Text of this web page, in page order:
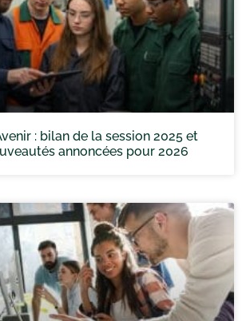
: bilan de la session 2025 et
annoncées pour 2026